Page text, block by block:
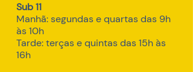
Sub 11
Manhã: segundas e quartas das 9h
às 10h
Tarde: terças e quintas das 15h às
16h